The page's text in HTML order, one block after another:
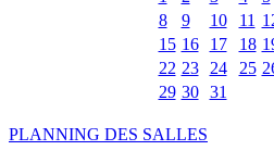
8
9 10 11
15 16 17 18
22 23 24 25
29 30 31
PLANNING DES SALLES